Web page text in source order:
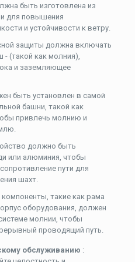
быть изготовлена ​​из
для повышения
и устойчивости к ветру.
защиты должна включать
(такой как молния),
и заземляющее
быть установлен в самой
башни, такой как
привлечь молнию и
должно быть
или алюминия, чтобы
пути для
шахт.
такие как рама
оборудования, должен
молнии, чтобы
проводящий путь.
обслуживанию :